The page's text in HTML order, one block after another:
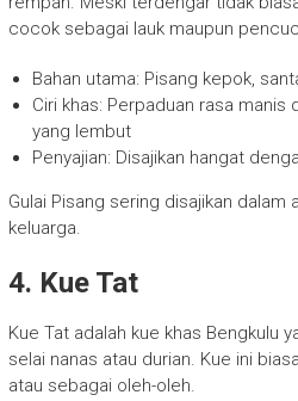
cocok sebagai lauk maupun
Bahan utama: Pisang kepok,
Ciri khas: Perpaduan rasa manis
yang lembut
Penyajian: Disajikan hangat
Gulai Pisang sering disajikan dalam
keluarga.
4. Kue Tat
Kue Tat adalah kue khas Bengkulu
selai nanas atau durian. Kue ini
atau sebagai oleh-oleh.